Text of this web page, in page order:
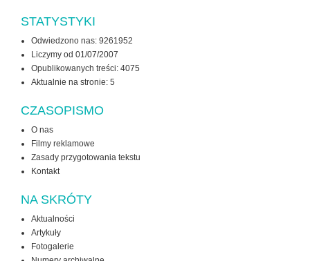
STATYSTYKI
Odwiedzono nas: 9261952
Liczymy od 01/07/2007
Opublikowanych treści: 4075
Aktualnie na stronie: 5
CZASOPISMO
O nas
Filmy reklamowe
Zasady przygotowania tekstu
Kontakt
NA SKRÓTY
Aktualności
Artykuły
Fotogalerie